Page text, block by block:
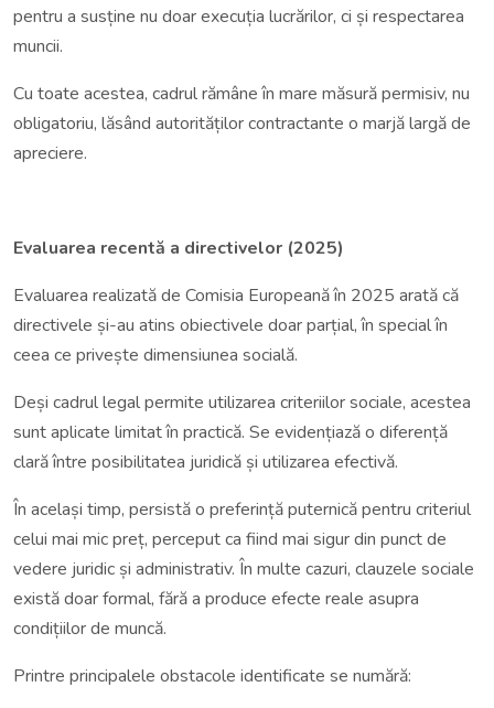
pentru a susține nu doar execuția lucrărilor, ci și respectarea
muncii.
Cu toate acestea, cadrul rămâne în mare măsură permisiv, nu
obligatoriu, lăsând autorităților contractante o marjă largă de
apreciere.
Evaluarea recentă a directivelor (2025)
Evaluarea realizată de Comisia Europeană în 2025 arată că
directivele și-au atins obiectivele doar parțial, în special în
ceea ce privește dimensiunea socială.
Deși cadrul legal permite utilizarea criteriilor sociale, acestea
sunt aplicate limitat în practică. Se evidențiază o diferență
clară între posibilitatea juridică și utilizarea efectivă.
În același timp, persistă o preferință puternică pentru criteriul
celui mai mic preț, perceput ca fiind mai sigur din punct de
vedere juridic și administrativ. În multe cazuri, clauzele sociale
există doar formal, fără a produce efecte reale asupra
condițiilor de muncă.
Printre principalele obstacole identificate se numără: